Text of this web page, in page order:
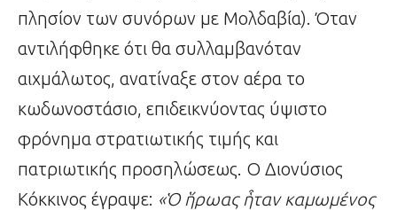
πλησίον των συνόρων με Μολδαβία). Όταν
αντιλήφθηκε ότι θα συλλαμβανόταν
αιχμάλωτος, ανατίναξε στον αέρα το
κωδωνοστάσιο, επιδεικνύοντας ύψιστο
φρόνημα στρατιωτικής τιμής και
πατριωτικής προσηλώσεως. Ο Διονύσιος
Κόκκινος έγραψε: «Ὁ ἥρωας ἧταν καμωμένος